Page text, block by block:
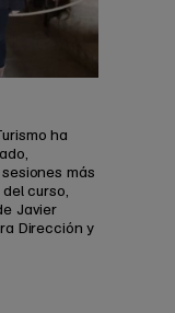
ha
más
curso,
Javier
Dirección y